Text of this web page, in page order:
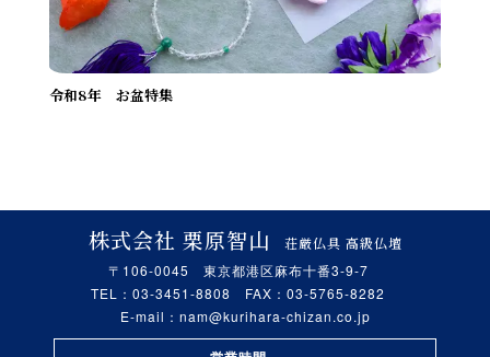
令和8年 お盆特集
株式会社 栗原智山
荘厳仏具 高級仏壇
〒106-0045 東京都港区麻布十番3-9-7
TEL：03-3451-8808 FAX：03-5765-8282
E-mail： nam@kurihara-chizan.co.jp